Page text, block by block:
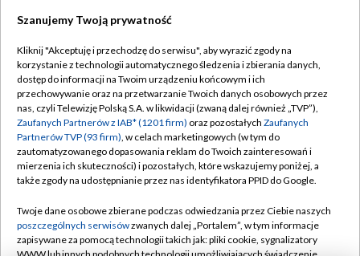
TVP
Abonament TVP
Emisja w TVP
Centrum informacji TVP
Naziemna Telewizja Cyfrowa
Rada Programowa
System NOS
Regulamin TVP
Polityka prywatności
Moje zgody
Pomoc
Kontakt
Szanujemy Twoją prywatność
Kliknij "Akceptuję i przechodzę do serwisu", aby wyrazić zgody na
korzystanie z technologii automatycznego śledzenia i zbierania danych,
dostęp do informacji na Twoim urządzeniu końcowym i ich
przechowywanie oraz na przetwarzanie Twoich danych osobowych przez
nas, czyli Telewizję Polską S.A. w likwidacji (zwaną dalej również „TVP”),
Zaufanych Partnerów z IAB* (1201 firm) oraz pozostałych Zaufanych
Partnerów TVP (93 firm), w celach marketingowych (w tym do
zautomatyzowanego dopasowania reklam do Twoich zainteresowań i
mierzenia ich skuteczności) i pozostałych, które wskazujemy poniżej, a
także zgody na udostępnianie przez nas identyfikatora PPID do Google.
Twoje dane osobowe zbierane podczas odwiedzania przez Ciebie naszych
poszczególnych serwisówzwanych dalej „Portalem”, w tym informacje
zapisywane za pomocą technologii takich jak: pliki cookie, sygnalizatory